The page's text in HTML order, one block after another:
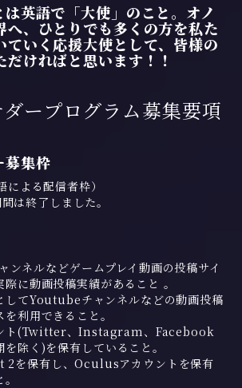
は英語で「大使」のこと。オノ
へ、ひとりでも多くの方を私た
ていく応援大使として、皆様の
ければと思います！！
ープログラム募集要項
集枠
による配信者枠）
は終了しました。
ネルなどゲームプレイ動画の投稿サイ
際に動画投稿実績があること 。
してYoutubeチャンネルなどの動画投稿
利用できること。
ト(Twitter、Instagram、Facebook
除く)を保有していること。
を保有し、Oculusアカウントを保有